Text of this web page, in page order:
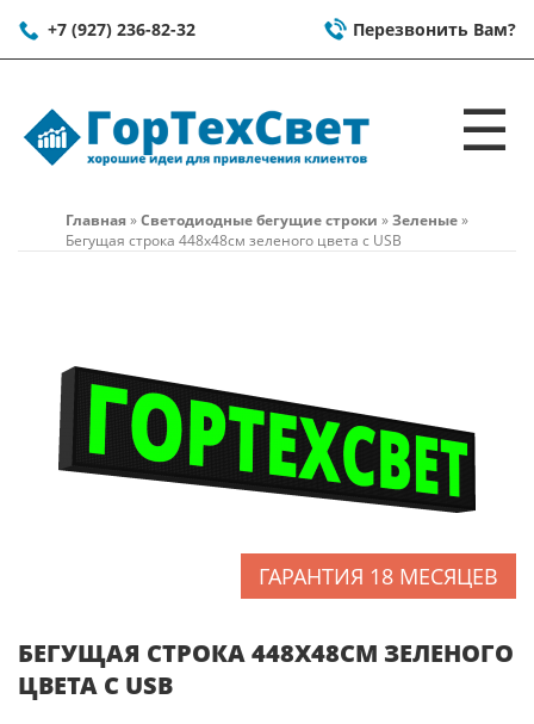
+7 (927) 236-82-32 Перезвонить Вам?
☰
Главная»Светодиодные бегущие строки »Зеленые»
Бегущая строка 448x48см зеленого цвета c USB
БЕГУЩАЯ СТРОКА 448X48СМ ЗЕЛЕНОГО
ЦВЕТА C USB
ГАРАНТИЯ 18 МЕСЯЦЕВ